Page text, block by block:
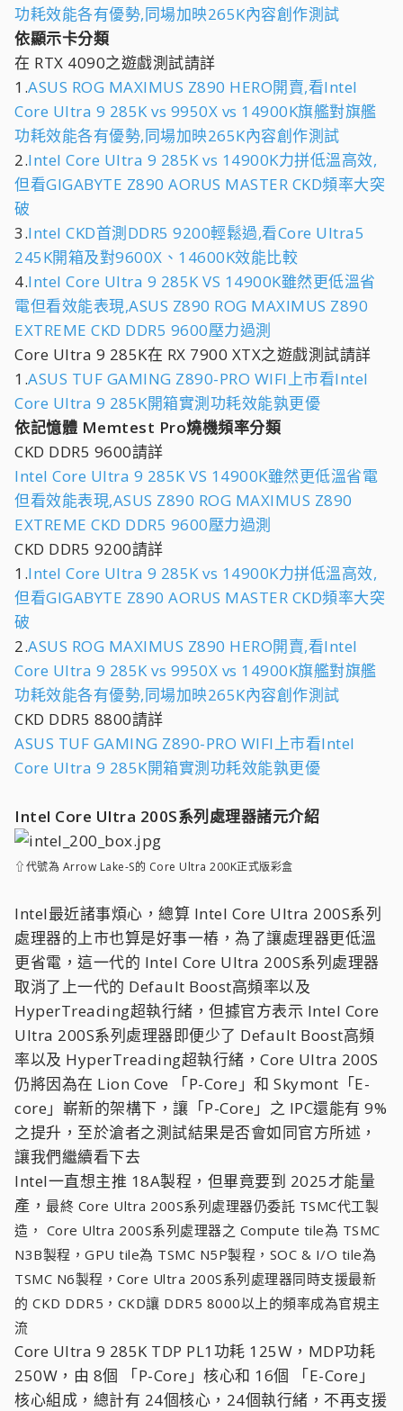
功耗效能各有優勢,同場加映265K內容創作測試
依顯示卡分類
在 RTX 4090之遊戲測試請詳
1.ASUS ROG MAXIMUS Z890 HERO開賣,看Intel
Core Ultra 9 285K vs 9950X vs 14900K旗艦對旗艦
功耗效能各有優勢,同場加映265K內容創作測試
2.Intel Core Ultra 9 285K vs 14900K力拼低溫高效,
但看GIGABYTE Z890 AORUS MASTER CKD頻率大突
破
3.Intel CKD首測DDR5 9200輕鬆過,看Core Ultra5
245K開箱及對9600X、14600K效能比較
4.Intel Core Ultra 9 285K VS 14900K雖然更低溫省
電但看效能表現,ASUS Z890 ROG MAXIMUS Z890
EXTREME CKD DDR5 9600壓力過測
Core Ultra 9 285K在 RX 7900 XTX之遊戲測試請詳
1.ASUS TUF GAMING Z890-PRO WIFI上市看Intel
Core Ultra 9 285K開箱實測功耗效能孰更優
依記憶體 Memtest Pro燒機頻率分類
CKD DDR5 9600請詳
Intel Core Ultra 9 285K VS 14900K雖然更低溫省電
但看效能表現,ASUS Z890 ROG MAXIMUS Z890
EXTREME CKD DDR5 9600壓力過測
CKD DDR5 9200請詳
1.Intel Core Ultra 9 285K vs 14900K力拼低溫高效,
但看GIGABYTE Z890 AORUS MASTER CKD頻率大突
破
2.ASUS ROG MAXIMUS Z890 HERO開賣,看Intel
Core Ultra 9 285K vs 9950X vs 14900K旗艦對旗艦
功耗效能各有優勢,同場加映265K內容創作測試
CKD DDR5 8800請詳
ASUS TUF GAMING Z890-PRO WIFI上市看Intel
Core Ultra 9 285K開箱實測功耗效能孰更優
Intel Core Ultra 200S系列處理器諸元介紹
⇧代號為 Arrow Lake-S的 Core Ultra 200K正式版彩盒
Intel最近諸事煩心，總算 Intel Core Ultra 200S系列
處理器的上市也算是好事一樁，為了讓處理器更低溫
更省電，這一代的 Intel Core Ultra 200S系列處理器
取消了上一代的 Default Boost高頻率以及
HyperTreading超執行緒，但據官方表示 Intel Core
Ultra 200S系列處理器即便少了 Default Boost高頻
率以及 HyperTreading超執行緒，Core Ultra 200S
仍將因為在 Lion Cove 「P-Core」和 Skymont「E-
core」嶄新的架構下，讓「P-Core」之 IPC還能有 9%
之提升，至於滄者之測試結果是否會如同官方所述，
讓我們繼續看下去
Intel一直想主推 18A製程，但畢竟要到 2025才能量
產， 最終 Core Ultra 200S系列處理器仍委託 TSMC代工製
造， Core Ultra 200S系列處理器之 Compute tile為 TSMC
N3B製程，GPU tile為 TSMC N5P製程，SOC & I/O tile為
TSMC N6製程，Core Ultra 200S系列處理器同時支援最新
的 CKD DDR5，CKD讓 DDR5 8000以上的頻率成為官規主
流
Core Ultra 9 285K TDP PL1功耗 125W，MDP功耗
250W，由 8個 「P-Core」核心和 16個 「E-Core」
核心組成，總計有 24個核心，24個執行緒，不再支援